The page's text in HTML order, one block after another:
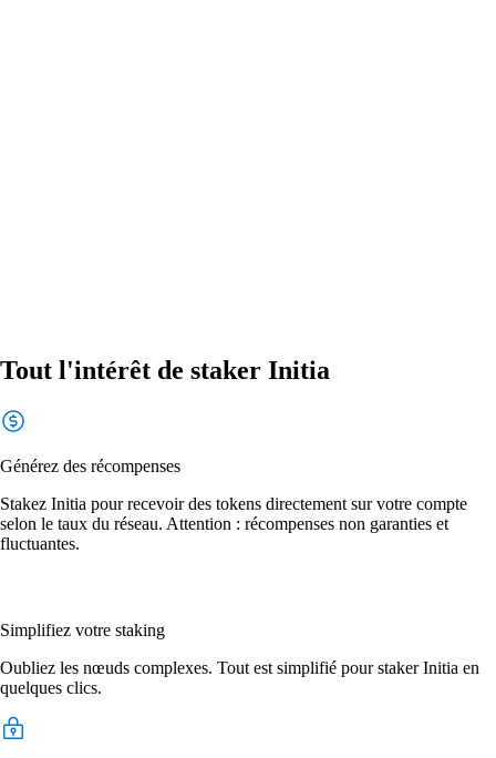
Tout l'intérêt de staker Initia
Générez des récompenses
Stakez Initia pour recevoir des tokens directement sur votre compte
selon le taux du réseau. Attention : récompenses non garanties et
fluctuantes.
Simplifiez votre staking
Oubliez les nœuds complexes. Tout est simplifié pour staker Initia en
quelques clics.